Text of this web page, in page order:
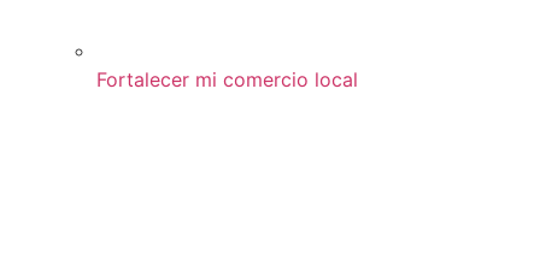
Fortalecer mi comercio local